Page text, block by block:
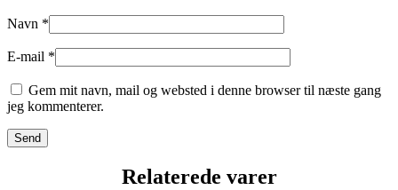
Navn *
E-mail *
Gem mit navn, mail og websted i denne browser til næste gang
jeg kommenterer.
Relaterede varer